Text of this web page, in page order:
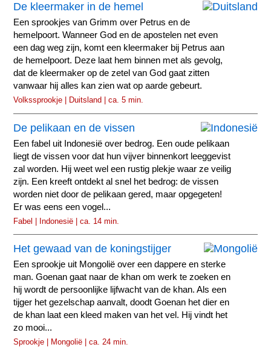
De kleermaker in de hemel
Een sprookjes van Grimm over Petrus en de
hemelpoort. Wanneer God en de apostelen net even
een dag weg zijn, komt een kleermaker bij Petrus aan
de hemelpoort. Deze laat hem binnen met als gevolg,
dat de kleermaker op de zetel van God gaat zitten
vanwaar hij alles kan zien wat op aarde gebeurt.
Volkssprookje | Duitsland | ca. 5 min.
De pelikaan en de vissen
Een fabel uit Indonesië over bedrog. Een oude pelikaan
liegt de vissen voor dat hun vijver binnenkort leeggevist
zal worden. Hij weet wel een rustig plekje waar ze veilig
zijn. Een kreeft ontdekt al snel het bedrog: de vissen
worden niet door de pelikaan gered, maar opgegeten!
Er was eens een vogel...
Fabel | Indonesië | ca. 14 min.
Het gewaad van de koningstijger
Een sprookje uit Mongolië over een dappere en sterke
man. Goenan gaat naar de khan om werk te zoeken en
hij wordt de persoonlijke lijfwacht van de khan. Als een
tijger het gezelschap aanvalt, doodt Goenan het dier en
de khan laat een kleed maken van het vel. Hij vindt het
zo mooi...
Sprookje | Mongolië | ca. 24 min.